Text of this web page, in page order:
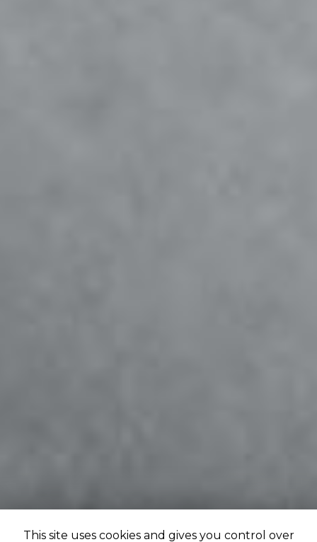
This site uses cookies and gives you control over